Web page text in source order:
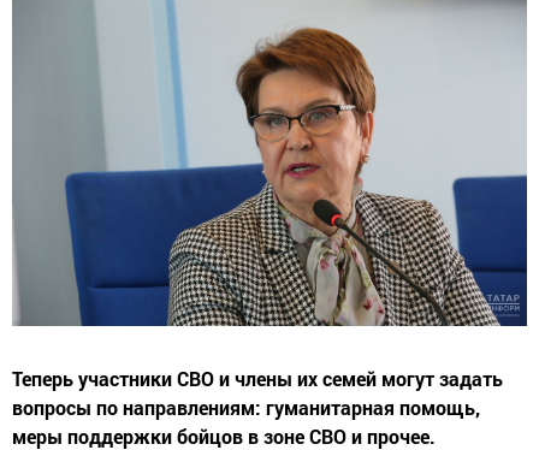
Теперь участники СВО и члены их семей могут задать
вопросы по направлениям: гуманитарная помощь,
меры поддержки бойцов в зоне СВО и прочее.